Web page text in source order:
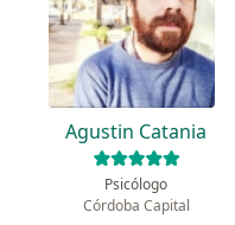
Agustin Catania
Psicólogo
Córdoba Capital